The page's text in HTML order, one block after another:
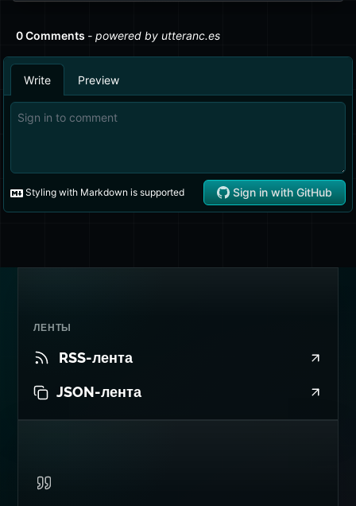
ЛЕНТЫ
RSS-лента
JSON-лента